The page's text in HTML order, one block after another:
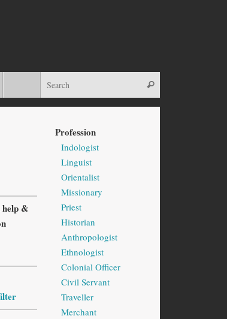
&
Profession
Indologist
Linguist
Orientalist
Missionary
Priest
Historian
Anthropologist
Ethnologist
Colonial Officer
Civil Servant
Traveller
Merchant